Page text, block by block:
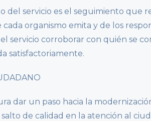
del servicio es el seguimiento que
organismo emita y de los
servicio corroborar con quién se
satisfactoriamente.
dar un paso hacia la
de calidad en la atención al